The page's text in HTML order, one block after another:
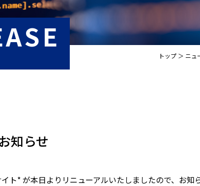
トップ ニュ
知らせ
ト* が本日よりリニューアルいたしましたので、お知